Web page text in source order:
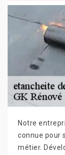
Notre
connue pour
métier.